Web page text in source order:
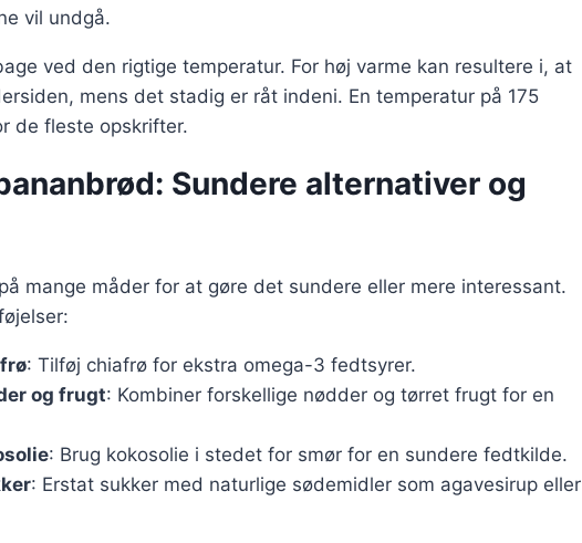
vil undgå.
ved den rigtige temperatur. For høj varme kan resultere i, at
mens det stadig er råt indeni. En temperatur på 175
de fleste opskrifter.
Sundere alternativer og
mange måder for at gøre det sundere eller mere interessant.
: Tilføj chiafrø for ekstra omega-3 fedtsyrer.
og frugt: Kombiner forskellige nødder og tørret frugt for en
: Brug kokosolie i stedet for smør for en sundere fedtkilde.
: Erstat sukker med naturlige sødemidler som agavesirup eller